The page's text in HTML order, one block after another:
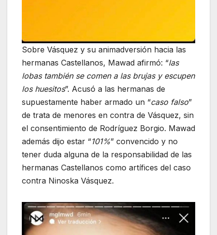
Sobre Vásquez y su animadversión hacia las
hermanas Castellanos, Mawad afirmó: “las
lobas también se comen a las brujas y escupen
los huesitos”. Acusó a las hermanas de
supuestamente haber armado un “caso falso”
de trata de menores en contra de Vásquez, sin
el consentimiento de Rodríguez Borgio. Mawad
además dijo estar “101%” convencido y no
tener duda alguna de la responsabilidad de las
hermanas Castellanos como artífices del caso
contra Ninoska Vásquez.